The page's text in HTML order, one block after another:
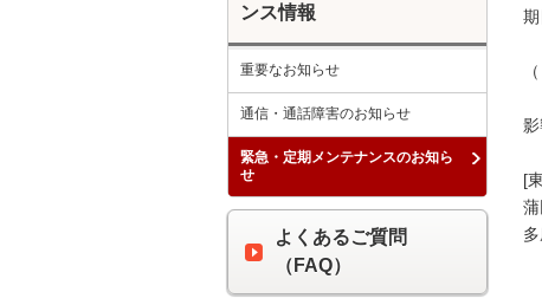
[
ンス情報
重要なお知らせ
通信・通話障害のお知らせ
緊急・定期メンテナンスのお知ら
せ
よくあるご質問
（FAQ）